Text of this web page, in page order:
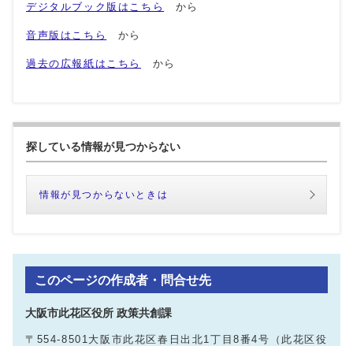
デジタルブック版はこちら から
音声版はこちら から
過去の広報紙はこちら から
探している情報が見つからない
情報が見つからないときは
このページの作成者・問合せ先
大阪市此花区役所 政策共創課
〒554-8501大阪市此花区春日出北1丁目8番4号（此花区役